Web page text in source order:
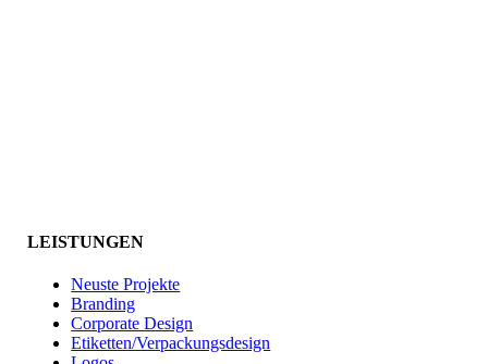
LEISTUNGEN
Neuste Projekte
Branding
Corporate Design
Etiketten/Verpackungsdesign